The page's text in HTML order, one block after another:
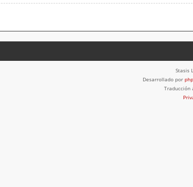
Stasis
Desarrollado por
Traducción